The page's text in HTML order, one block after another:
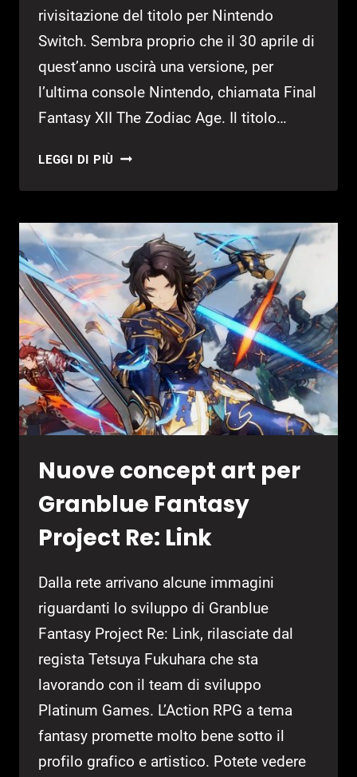
rivisitazione del titolo per Nintendo
Switch. Sembra proprio che il 30 aprile di
quest’anno uscirà una versione, per
l’ultima console Nintendo, chiamata Final
Fantasy XII The Zodiac Age. Il titolo…
LEGGI DI PIÙ FINAL
XII
ZODIAC
AGE
IN
USCITA
PER
NINTENDO
SWITCH
Nuove concept art per
Granblue Fantasy
Project Re: Link
Dalla rete arrivano alcune immagini
riguardanti lo sviluppo di Granblue
Fantasy Project Re: Link, rilasciate dal
regista Tetsuya Fukuhara che sta
lavorando con il team di sviluppo
Platinum Games. L’Action RPG a tema
fantasy promette molto bene sotto il
profilo grafico e artistico. Potete vedere